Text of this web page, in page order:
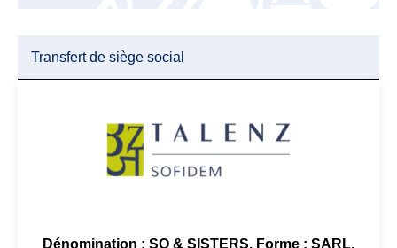
Transfert de siège social
Dénomination : SO & SISTERS. Forme : SARL.